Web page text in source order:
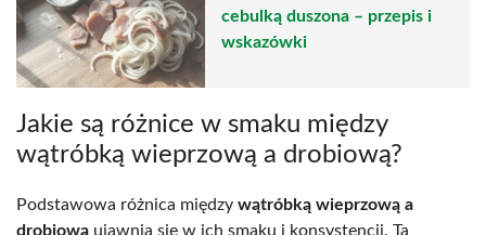
cebulką duszona – przepis i
wskazówki
Jakie są różnice w smaku między
wątróbką wieprzową a drobiową?
Podstawowa różnica między wątróbką wieprzową a
drobiową ujawnia się w ich smaku i konsystencji. Ta